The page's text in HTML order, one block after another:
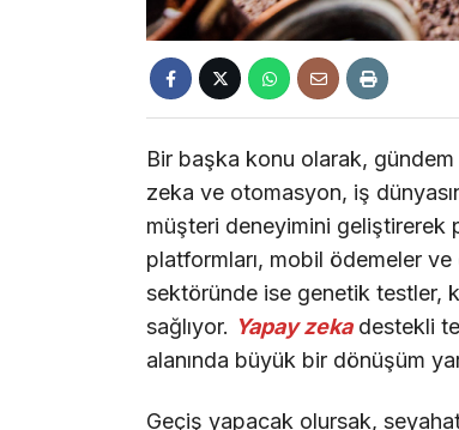
Bir başka konu olarak,
zeka ve otomasyon, iş
müşteri deneyimini geliştirerek
platformları, mobil ödemeler
sektöründe ise genetik testler,
sağlıyor. Yapay zekadestekli
alanında büyük bir dönüşüm
Geçiş yapacak olursak,